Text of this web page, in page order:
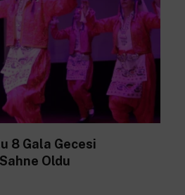
8 Gala Gecesi
Oldu